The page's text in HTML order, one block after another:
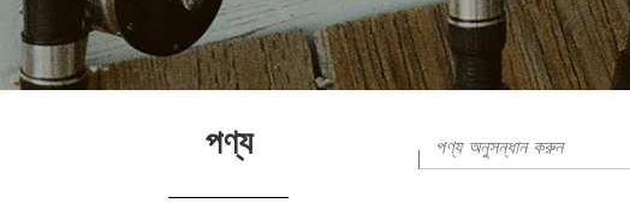
পণ্য